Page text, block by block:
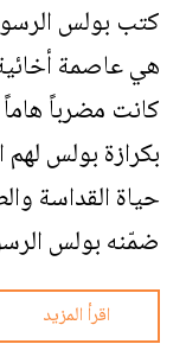
كتب بولس
هي عاصمة
كانت مضرباً هاماً
بكرازة بولس لهم
حياة القداسة
ضمّنه بولس
اقرأ المزيد